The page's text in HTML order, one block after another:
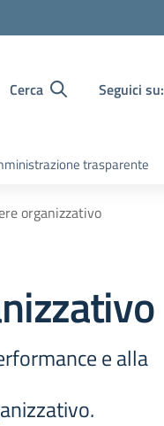
Cerca Seguici su:
trasparente
organizzativo
e alla